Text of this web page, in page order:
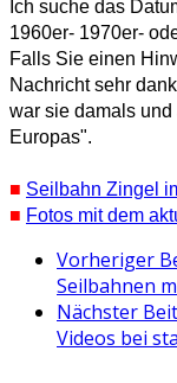
Ich suche das
1960er- 1970er-
Falls Sie einen
Nachricht sehr
war sie damals
Europas".
■ Seilbahn Zingel
■ Fotos mit dem
Vorheriger
Seilbahnen
Nächster
Videos bei